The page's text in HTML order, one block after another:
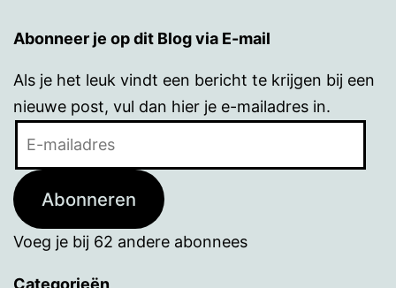
Abonneer je op dit Blog via E-mail
Als je het leuk vindt een bericht te krijgen bij een
nieuwe post, vul dan hier je e-mailadres in.
Abonneren
Voeg je bij 62 andere abonnees
Categorieën